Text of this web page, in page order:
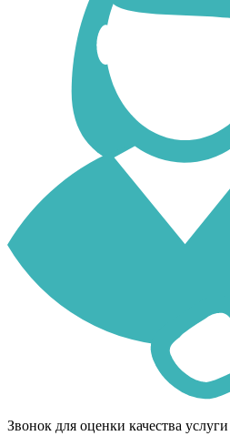
Звонок для оценки качества услуги